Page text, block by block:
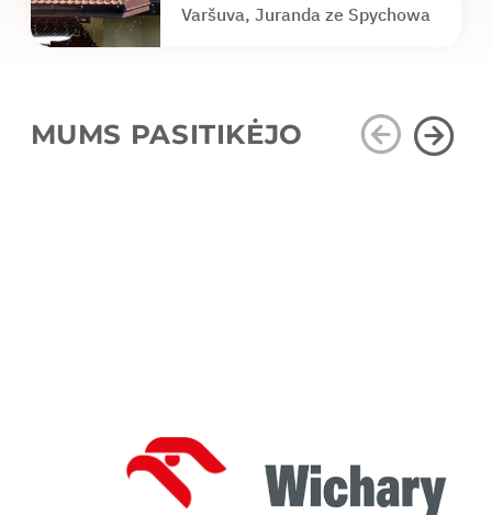
Varšuva, Juranda ze Spychowa
MUMS PASITIKĖJO